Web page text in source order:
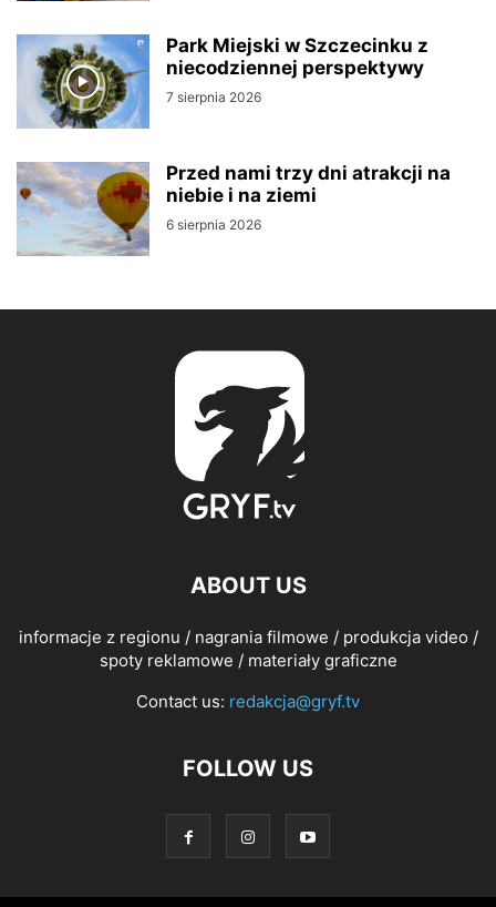
Park Miejski w Szczecinku z
niecodziennej perspektywy
7 sierpnia 2026
Przed nami trzy dni atrakcji na
niebie i na ziemi
6 sierpnia 2026
ABOUT US
informacje z regionu / nagrania filmowe / produkcja video /
spoty reklamowe / materiały graficzne
Contact us: redakcja@gryf.tv
FOLLOW US